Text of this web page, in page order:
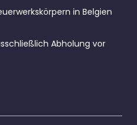
in Belgien
Abholung vor